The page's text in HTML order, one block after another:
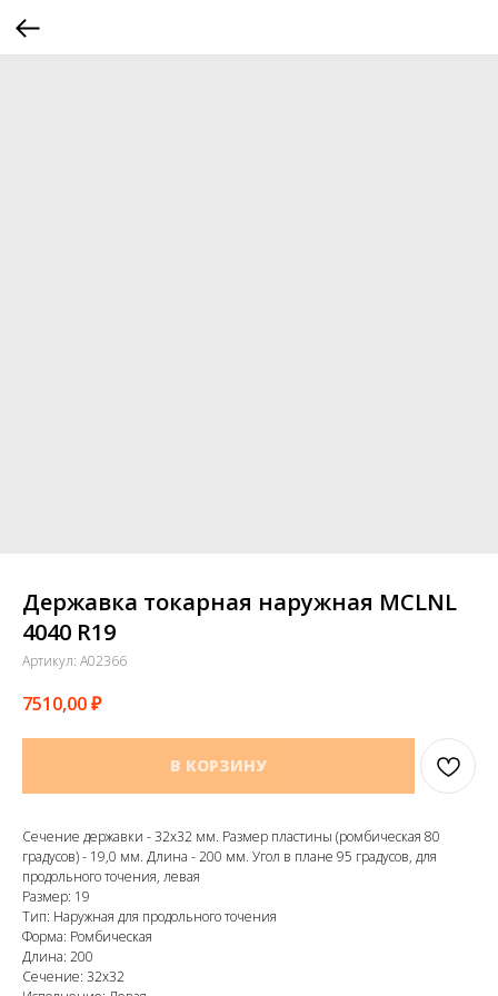
Державка токарная наружная MCLNL
4040 R19
Артикул: A02366
7510,00₽
В КОРЗИНУ
Сечение державки - 32х32 мм. Размер пластины (ромбическая 80
градусов) - 19,0 мм. Длина - 200 мм. Угол в плане 95 градусов, для
продольного точения, левая
Размер: 19
Тип: Наружная для продольного точения
Форма: Ромбическая
Длина: 200
Сечение: 32х32